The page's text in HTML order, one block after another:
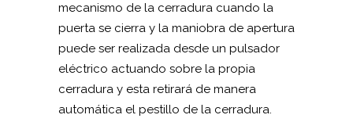
mecanismo de la cerradura cuando la
puerta se cierra y la maniobra de apertura
puede ser realizada desde un pulsador
eléctrico actuando sobre la propia
cerradura y esta retirará de manera
automática el pestillo de la cerradura.